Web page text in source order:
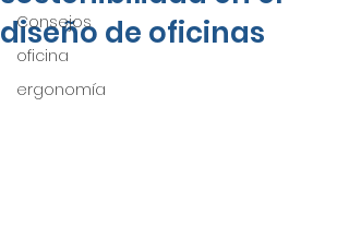
Consejos
oficina
ergonomía
diseño de oficinas